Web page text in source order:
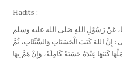
Hadits :
عَنْ رَسُوْلِ اللهِ صَلى الله عليه وسلم
: إِنَّ اللهَ كَتَبَ الْحَسَنَاتِ وَالسَّيِّئَاتِ، ثُمَّ
كَتَبَهَا عِنْدَهُ حَسَنَةً كَامِلَةً، وَإِنْ هَمَّ بِهَا